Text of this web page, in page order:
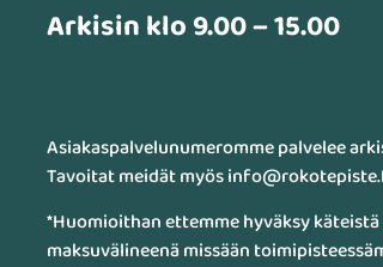
Arkisin klo 9.00 – 15.00
Asiakaspalvelunumeromme palvelee
Tavoitat meidät myös
*Huomioithan ettemme hyväksy käteistä
maksuvälineenä missään